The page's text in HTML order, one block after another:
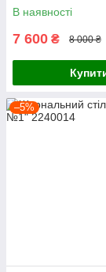
В наявності
7 600 ₴ 8 000 ₴
–5%